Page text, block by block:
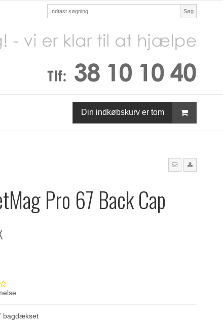
Søg
Din indkøbskurv er tom
Pro 67 Back Cap
bagdækset